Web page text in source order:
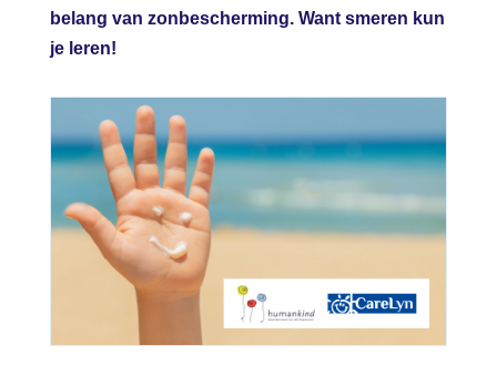
belang van zonbescherming. Want smeren kun
je leren!